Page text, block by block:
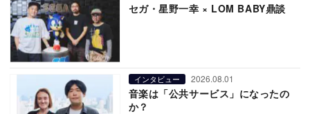
セガ・星野一幸 × LOM BABY鼎談
インタビュー 2026.08.01
音楽は「公共サービス」になったの
か？